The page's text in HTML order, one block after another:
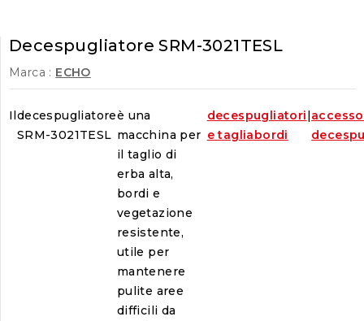
Decespugliatore SRM-3021TESL
Marca : ECHO
Ildecespugliatore
SRM-3021TESL
è una
macchina per
il taglio di
erba alta,
bordi e
vegetazione
resistente,
utile per
mantenere
pulite aree
difficili da
decespugliatori
e tagliabordi
|